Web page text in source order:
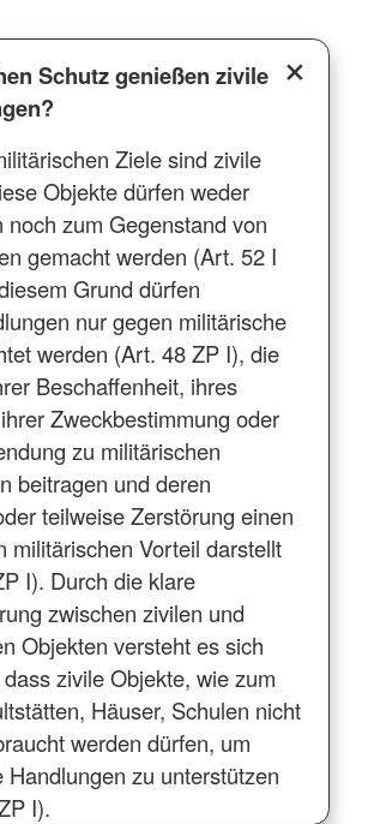
Schutz genießen zivile
Ziele sind zivile
Objekte dürfen weder
noch zum Gegenstand von
gemacht werden (Art. 52 I
Grund dürfen
nur gegen militärische
werden (Art. 48 ZP I), die
Beschaffenheit, ihres
Zweckbestimmung oder
zu militärischen
beitragen und deren
teilweise Zerstörung einen
militärischen Vorteil darstellt
I). Durch die klare
zwischen zivilen und
Objekten versteht es sich
zivile Objekte, wie zum
Häuser, Schulen nicht
werden dürfen, um
Handlungen zu unterstützen
I).